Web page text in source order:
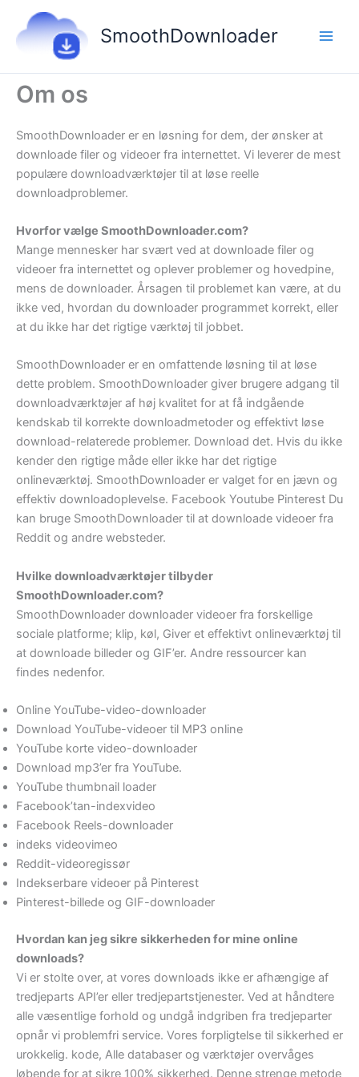
indholdet
SmoothDownloader
Om os
SmoothDownloader er en løsning for dem, der ønsker at
downloade filer og videoer fra internettet. Vi leverer de mest
populære downloadværktøjer til at løse reelle
downloadproblemer.
Hvorfor vælge SmoothDownloader.com?
Mange mennesker har svært ved at downloade filer og
videoer fra internettet og oplever problemer og hovedpine,
mens de downloader. Årsagen til problemet kan være, at du
ikke ved, hvordan du downloader programmet korrekt, eller
at du ikke har det rigtige værktøj til jobbet.
SmoothDownloader er en omfattende løsning til at løse
dette problem. SmoothDownloader giver brugere adgang til
downloadværktøjer af høj kvalitet for at få indgående
kendskab til korrekte downloadmetoder og effektivt løse
download-relaterede problemer. Download det. Hvis du ikke
kender den rigtige måde eller ikke har det rigtige
onlineværktøj. SmoothDownloader er valget for en jævn og
effektiv downloadoplevelse. Facebook Youtube Pinterest Du
kan bruge SmoothDownloader til at downloade videoer fra
Reddit og andre websteder.
Hvilke downloadværktøjer tilbyder
SmoothDownloader.com?
SmoothDownloader downloader videoer fra forskellige
sociale platforme; klip, køl, Giver et effektivt onlineværktøj til
at downloade billeder og GIF’er. Andre ressourcer kan
findes nedenfor.
Online YouTube-video-downloader
Download YouTube-videoer til MP3 online
YouTube korte video-downloader
Download mp3’er fra YouTube.
YouTube thumbnail loader
Facebook’tan-indexvideo
Facebook Reels-downloader
indeks videovimeo
Reddit-videoregissør
Indekserbare videoer på Pinterest
Pinterest-billede og GIF-downloader
Hvordan kan jeg sikre sikkerheden for mine online
downloads?
Vi er stolte over, at vores downloads ikke er afhængige af
tredjeparts API’er eller tredjepartstjenester. Ved at håndtere
alle væsentlige forhold og undgå indgriben fra tredjeparter
opnår vi problemfri service. Vores forpligtelse til sikkerhed er
urokkelig. kode, Alle databaser og værktøjer overvåges
løbende for at sikre 100% sikkerhed. Denne strenge metode